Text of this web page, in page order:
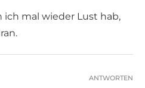
ich mal wieder Lust hab,
ANTWORTEN